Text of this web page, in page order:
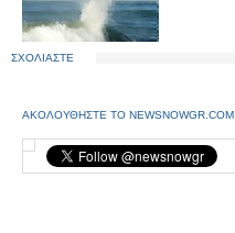
ΣΧΟΛΙΑΣΤΕ
ΑΚΟΛΟΥΘΗΣΤΕ ΤΟ NEWSNOWGR.COM